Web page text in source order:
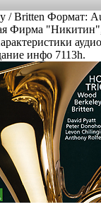
/ Britten Формат:
Фирма
инфо 7113h.